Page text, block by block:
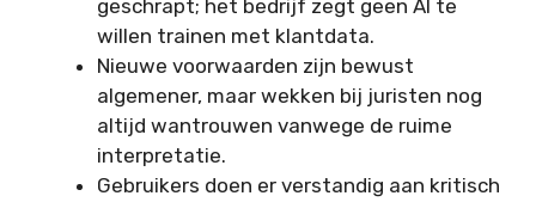
geschrapt; het bedrijf zegt geen AI te
willen trainen met klantdata.
Nieuwe voorwaarden zijn bewust
algemener, maar wekken bij juristen nog
altijd wantrouwen vanwege de ruime
interpretatie.
Gebruikers doen er verstandig aan kritisch